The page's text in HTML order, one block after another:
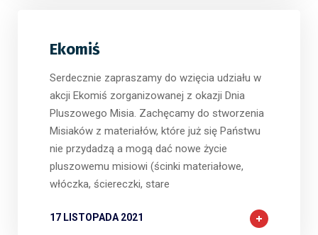
Ekomiś
Serdecznie zapraszamy do wzięcia udziału w
akcji Ekomiś zorganizowanej z okazji Dnia
Pluszowego Misia. Zachęcamy do stworzenia
Misiaków z materiałów, które już się Państwu
nie przydadzą a mogą dać nowe życie
pluszowemu misiowi (ścinki materiałowe,
włóczka, ściereczki, stare
17 LISTOPADA 2021